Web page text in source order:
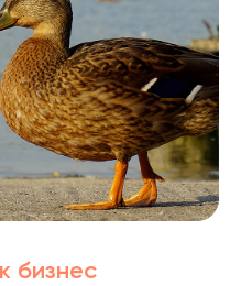
бизнес